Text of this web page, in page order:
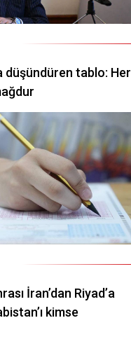
düşündüren tablo: Her
İran’dan Riyad’a
kimse